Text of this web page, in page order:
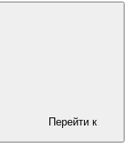
Перейти к